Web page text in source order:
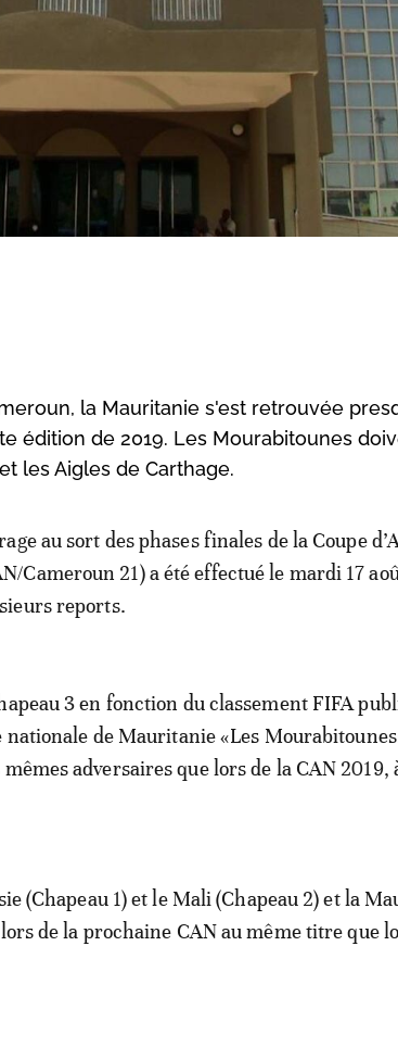
la Mauritanie s'est retrouvée
édition de 2019. Les Mourabitounes
les Aigles de Carthage.
au sort des phases finales de la Coupe
Cameroun 21) a été effectué le mardi 17
reports.
3 en fonction du classement FIFA
nationale de Mauritanie «Les
adversaires que lors de la CAN 2019,
(Chapeau 1) et le Mali (Chapeau 2) et la
de la prochaine CAN au même titre que